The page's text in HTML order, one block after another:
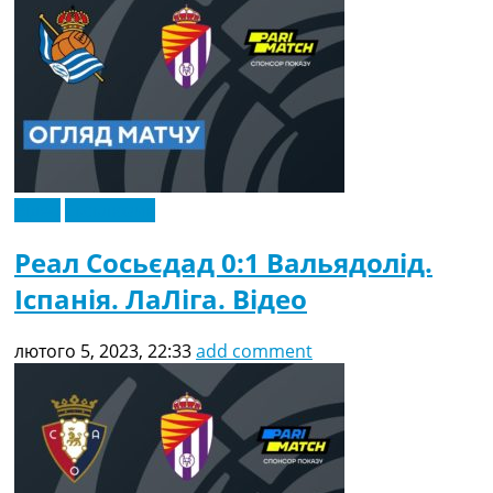
Реал Сосьєдад 0:1 Вальядолід.
Іспанія. ЛаЛіга. Відео
лютого 5, 2023, 22:33add comment